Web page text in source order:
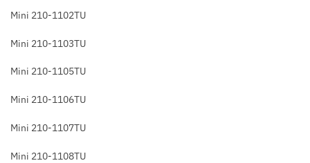
Mini 210-1102TU
Mini 210-1103TU
Mini 210-1105TU
Mini 210-1106TU
Mini 210-1107TU
Mini 210-1108TU